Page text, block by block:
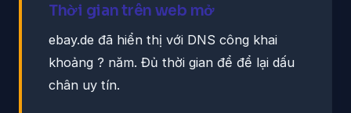
Thời gian trên web mở
ebay.de đã hiển thị với DNS công khai
khoảng ? năm. Đủ thời gian để để lại dấu
chân uy tín.